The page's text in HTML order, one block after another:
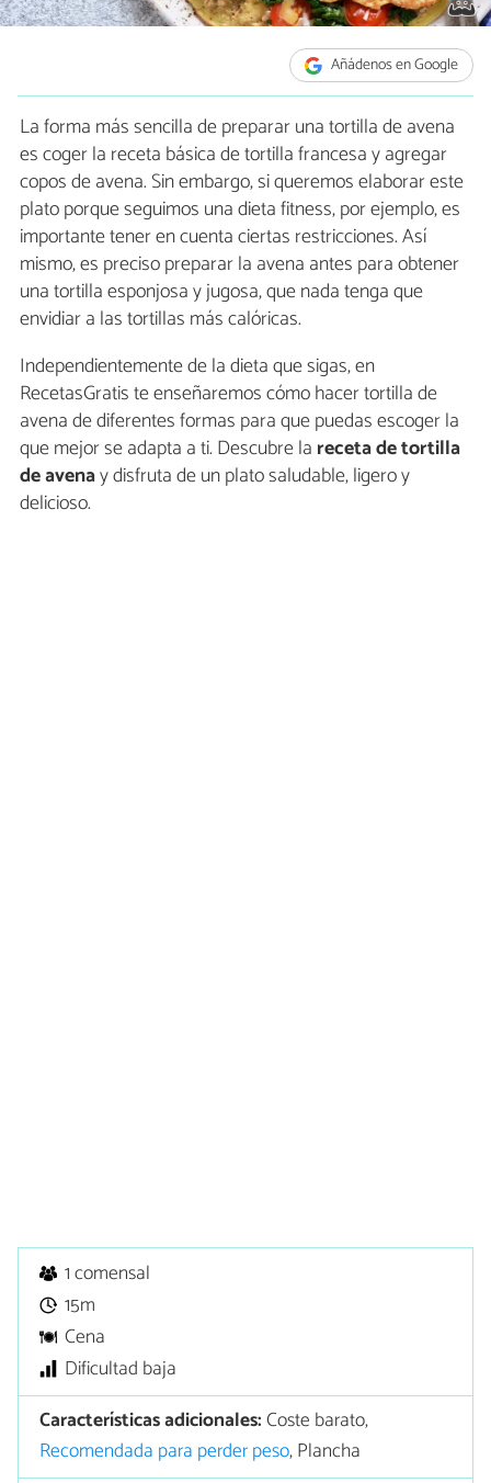
Añádenos en Google
La forma más sencilla de preparar una tortilla de avena
es coger la receta básica de tortilla francesa y agregar
copos de avena. Sin embargo, si queremos elaborar este
plato porque seguimos una dieta fitness, por ejemplo, es
importante tener en cuenta ciertas restricciones. Así
mismo, es preciso preparar la avena antes para obtener
una tortilla esponjosa y jugosa, que nada tenga que
envidiar a las tortillas más calóricas.
Independientemente de la dieta que sigas, en
RecetasGratis te enseñaremos cómo hacer tortilla de
avena de diferentes formas para que puedas escoger la
que mejor se adapta a ti. Descubre la receta de tortilla
de avenay disfruta de un plato saludable, ligero y
delicioso.
1 comensal
15m
Cena
Dificultad baja
Características adicionales:Coste barato,
Recomendada para perder peso, Plancha